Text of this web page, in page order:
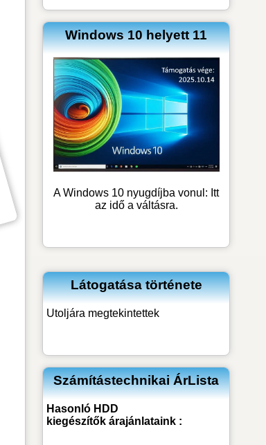
Windows 10 helyett 11
A Windows 10 nyugdíjba vonul: Itt
az idő a váltásra.
Látogatása története
Utoljára megtekintettek
Számítástechnikai ÁrLista
Hasonló HDD
kiegészítők árajánlataink :